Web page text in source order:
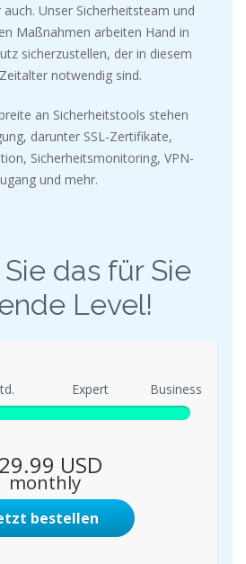
Unser Sicherheitsteam und
Maßnahmen arbeiten Hand in
sicherzustellen, der in diesem
notwendig sind.
an Sicherheitstools stehen
darunter SSL-Zertifikate,
Sicherheitsmonitoring, VPN-
und mehr.
das für Sie
Level!
Expert Business
USD
monthly
bestellen